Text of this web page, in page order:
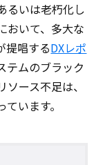
るいは老朽化し
おいて、多大な
提唱するDXレポ
テムのブラック
ース不足は、
います。